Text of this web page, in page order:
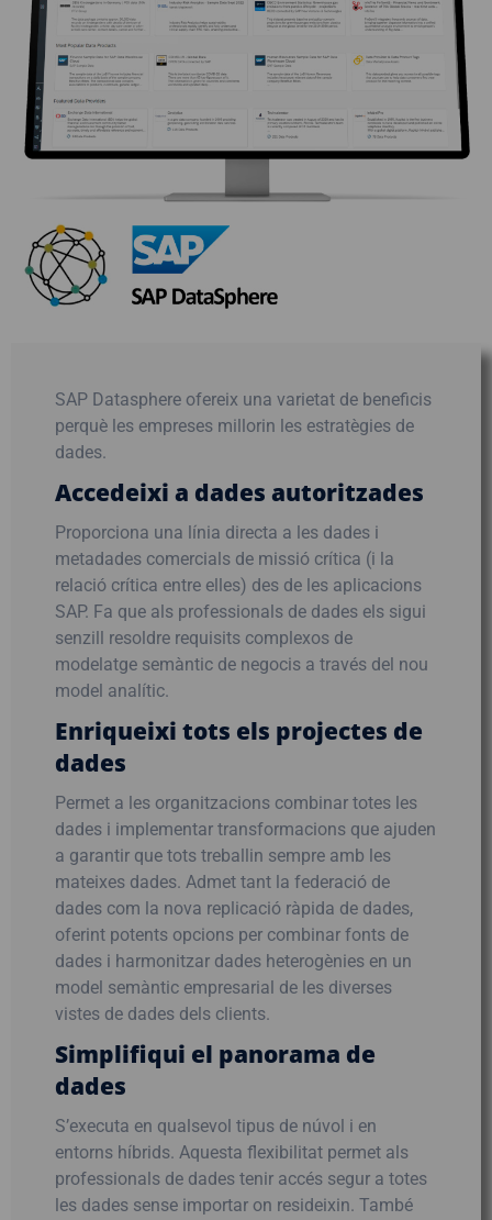
SAP Datasphere ofereix una varietat de beneficis
perquè les empreses millorin les estratègies de
dades.
Accedeixi a dades autoritzades
Proporciona una línia directa a les dades i
metadades comercials de missió crítica (i la
relació crítica entre elles) des de les aplicacions
SAP. Fa que als professionals de dades els sigui
senzill resoldre requisits complexos de
modelatge semàntic de negocis a través del nou
model analític.
Enriqueixi tots els projectes de
dades
Permet a les organitzacions combinar totes les
dades i implementar transformacions que ajuden
a garantir que tots treballin sempre amb les
mateixes dades. Admet tant la federació de
dades com la nova replicació ràpida de dades,
oferint potents opcions per combinar fonts de
dades i harmonitzar dades heterogènies en un
model semàntic empresarial de les diverses
vistes de dades dels clients.
Simplifiqui el panorama de
dades
S’executa en qualsevol tipus de núvol i en
entorns híbrids. Aquesta flexibilitat permet als
professionals de dades tenir accés segur a totes
les dades sense importar on resideixin. També